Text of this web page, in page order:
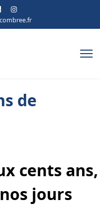
de
cents ans,
jours